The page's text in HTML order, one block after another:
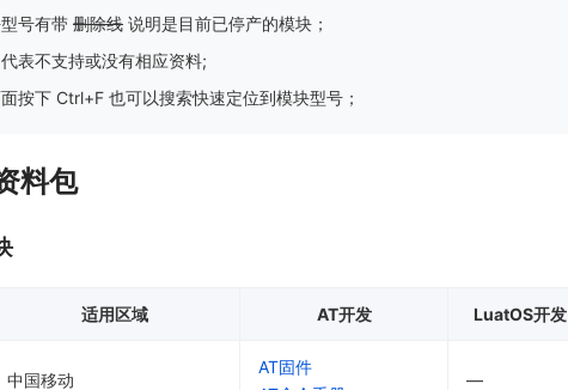
号有带 删除线 说明是目前已停产的模块；
表不支持或没有相应资料;
按下 Ctrl+F 也可以搜索快速定位到模块型号；
料包
适用区域 AT开发 LuatOS开发
中国移动
AT固件
—